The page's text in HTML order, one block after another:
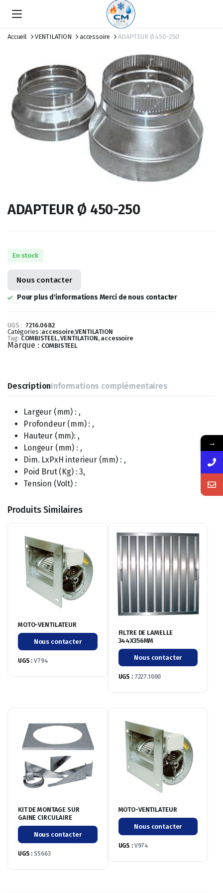
Accueil VENTILATION accessoire ADAPTEUR Ø 450-250
ADAPTEUR Ø 450-250
En stock
Nous contacter
Pour plus d'informations Merci de nous contacter
UGS : 7216.0682
Catégories :accessoire,VENTILATION
Tag: COMBISTEEL, VENTILATION, accessoire
Marque : COMBISTEEL
DescriptionInformations complémentaires
Largeur (mm) : ,
Profondeur (mm) : ,
Hauteur (mm): ,
Longeur (mm) : ,
Dim. LxPxH interieur (mm) : ,
Poid Brut (Kg) : 3,
Tension (Volt) :
Produits Similaires
MOTO-VENTILATEUR
Nous contacter
UGS : V794
FILTRE DE LAMELLE
344X356MM
Nous contacter
UGS : 7227.1000
KIT DE MONTAGE SUR
GAINE CIRCULAIRE
Nous contacter
UGS : S5663
MOTO-VENTILATEUR
Nous contacter
UGS : V974
→